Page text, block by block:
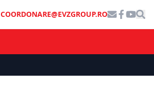
COORDONARE@EVZGROUP.RO